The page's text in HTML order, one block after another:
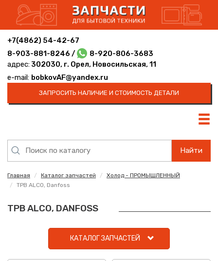
+7(4862) 54-42-67
8-903-881-8246 /
8-920-806-3683
адрес: 302030, г. Орел, Новосильская, 11
e-mail: bobkovAF@yandex.ru
ЗАПРОСИТЬ НАЛИЧИЕ И СТОИМОСТЬ ДЕТАЛИ
Найти
Главная Каталог запчастей
Холод - ПРОМЫШЛЕННЫЙ
ТРВ ALCO, Danfoss
ТРВ ALCO, DANFOSS
КАТАЛОГ ЗАПЧАСТЕЙ